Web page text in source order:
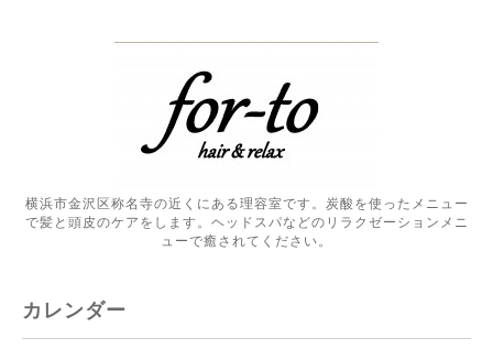
横浜市金沢区称名寺の近くにある理容室です。炭酸を使ったメニュー
で髪と頭皮のケアをします。ヘッドスパなどのリラクゼーションメニ
ューで癒されてください。
カレンダー